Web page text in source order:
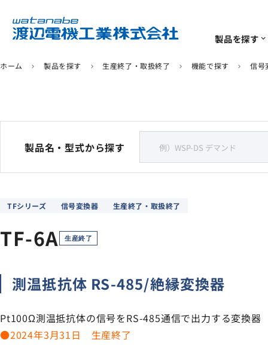
製品を探す expand_more
920MHz無線センサー
電力量計・デマンド計
信号変換器
ソフトウェア
CT
避雷器/記録計
生産終了/推奨代替商品
環境への取り組み
ホーム chevron_right 製品を探す chevron_right 生産終了・取扱終了 chevron_right 機能で探す chevron_right 信号
製品名・型式から探す
TFシリーズ 信号変換器 生産終了・取扱終了
TF-6A 生産終了
測温抵抗体 RS-485/絶縁変換器
Pt100Ω測温抵抗体の信号をRS-485通信で出力する変換器
●2024年3月31日 生産終了